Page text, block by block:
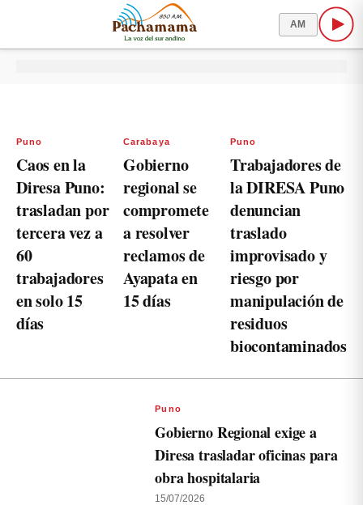
AM
Puno
Caos en la
Diresa Puno:
trasladan por
tercera vez a
60
trabajadores
en solo 15
días
Carabaya
Gobierno
regional se
compromete
a resolver
reclamos de
Ayapata en
15 días
Puno
Trabajadores de
la DIRESA Puno
denuncian
traslado
improvisado y
riesgo por
manipulación de
residuos
biocontaminados
Puno
Gobierno Regional exige a
Diresa trasladar oficinas para
obra hospitalaria
15/07/2026